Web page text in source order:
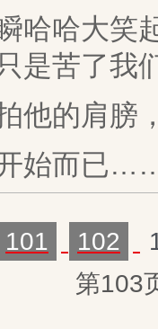
哈大笑起
是苦了我
的肩膀，
始而已
101 102
第103